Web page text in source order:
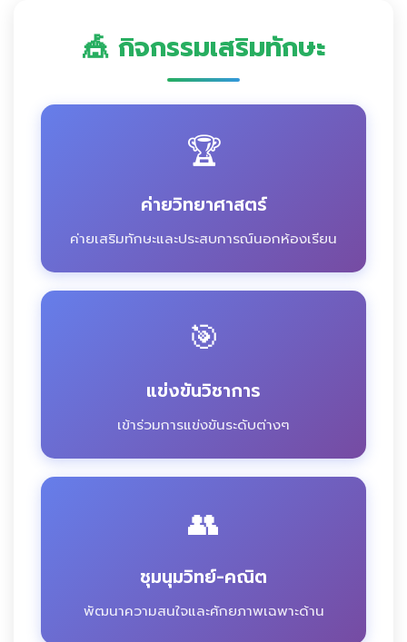
🎪 กิจกรรมเสริมทักษะ
🏆
ค่ายวิทยาศาสตร์
ค่ายเสริมทักษะและประสบการณ์นอกห้องเรียน
🎯
แข่งขันวิชาการ
เข้าร่วมการแข่งขันระดับต่างๆ
👥
ชุมนุมวิทย์-คณิต
พัฒนาความสนใจและศักยภาพเฉพาะด้าน